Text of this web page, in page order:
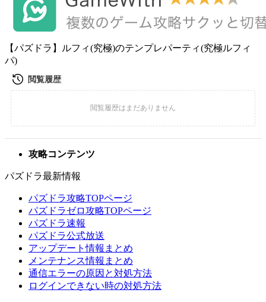
【パズドラ】ルフィ(究極)のテンプレパーティ(究極ルフィ
パ)
攻略コンテンツ
パズドラ最新情報
パズドラ攻略TOPページ
パズドラゼロ攻略TOPページ
パズドラ速報
パズドラ公式放送
アップデート情報まとめ
メンテナンス情報まとめ
通信エラーの原因と対処方法
ログインできない時の対処方法